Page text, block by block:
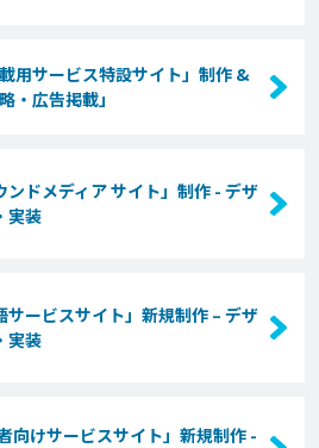
載用サービス特設サイト」制作 &
・広告掲載」
ンドメディア サイト」制作 - デザ
実装
サービスサイト」新規制作 – デザ
実装
者向けサービスサイト」新規制作 -